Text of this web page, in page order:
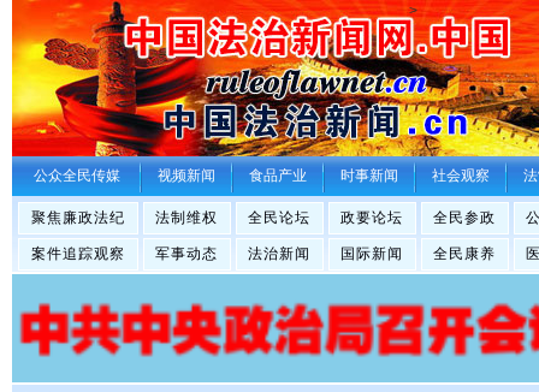
>
公众全民传媒 视频新闻 食品产业 时事新闻 社会观察
聚焦廉政法纪 法制维权 全民论坛 政要论坛 全民参政
案件追踪观察 军事动态 法治新闻 国际新闻 全民康养